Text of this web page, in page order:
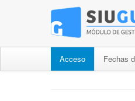
Acceso Fechas